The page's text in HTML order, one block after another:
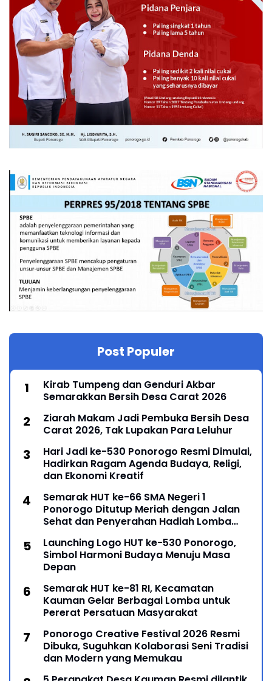
Post Populer
Kirab Tumpeng dan Genduri Akbar
Semarakkan Bersih Desa Carat 2026
Ziarah Makam Jadi Pembuka Bersih Desa
Carat 2026, Tak Lupakan Para Leluhur
Hari Jadi ke-530 Ponorogo Resmi Dimulai,
Hadirkan Ragam Agenda Budaya, Religi,
dan Ekonomi Kreatif
Semarak HUT ke-66 SMA Negeri 1
Ponorogo Ditutup Meriah dengan Jalan
Sehat dan Penyerahan Hadiah Lomba
Launching Logo HUT ke-530 Ponorogo,
Simbol Harmoni Budaya Menuju Masa
Depan
Semarak HUT ke-81 RI, Kecamatan
Kauman Gelar Berbagai Lomba untuk
Pererat Persatuan Masyarakat
Ponorogo Creative Festival 2026 Resmi
Dibuka, Suguhkan Kolaborasi Seni Tradisi
dan Modern yang Memukau